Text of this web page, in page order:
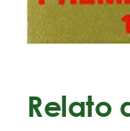
Relato